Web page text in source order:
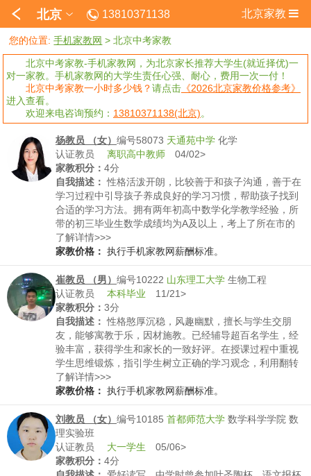
北京 13810371138 北京家教
您的位置:手机家教网 >北京中考家教
北京中考家教-手机家教网，为北京家长推荐大学生(就近择优)一
对一家教。手机家教网的大学生责任心强、耐心，费用一次一付！
北京中考家教一小时多少钱？请点击 《2026北京家教价格参考》
进入查看。
欢迎来电咨询预约： 13810371138(北京)。
杨教员 （女） 编号58073 天通苑中学 化学
认证教员 离职高中教师 04/02>
家教积分： 4分
自我描述： 性格活泼开朗，比较善于和孩子沟通，善于在
学习过程中引导孩子养成良好的学习习惯，帮助孩子找到
合适的学习方法。拥有两年初高中数学化学教学经验，所
带的初三毕业生数学成绩均为A及以上，考上了所在市的
重点中学。
了解详情>>>
家教价格： 执行手机家教网薪酬标准。
崔教员 （男） 编号10222 山东理工大学 生物工程
认证教员 本科毕业 11/21>
家教积分： 3分
自我描述： 性格憨厚沉稳，风趣幽默，擅长与学生交朋
友，能够寓教于乐，因材施教。已经辅导超百名学生，经
验丰富，获得学生和家长的一致好评。在授课过程中重视
学生思维锻炼，指引学生树立正确的学习观念，利用翻转
课堂的方式让学生有发挥有展示，不死板教学，滔滔不绝
不适合所有学生。
了解详情>>>
家教价格： 执行手机家教网薪酬标准。
刘教员 （女） 编号10185 首都师范大学 数学科学学院 数
理实验班
认证教员 大一学生 05/06>
家教积分： 4分